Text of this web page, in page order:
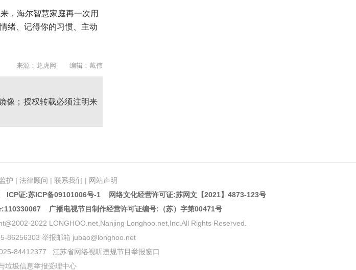
，海尔智慧家庭再一次用
绪、记得你的习惯、主动
来源：龙虎网 编辑：戴伟
像；授权转载必须注明来
护 | 法律顾问 | 联系我们 | 网站声明
ICP证:苏ICP备09101006号-1网络文化经营许可证:苏网文【2021】4873-123号
广播电视节目制作经营许可证编号:（苏）字第00471号
2022 LONGHOO.net,Nanjing Longhoo.net,Inc.All Rights Reserved.
86256303 举报邮箱 jubao@longhoo.net
84412377 江苏省网络视听违规节目举报窗口
垃圾信息举报受理中心